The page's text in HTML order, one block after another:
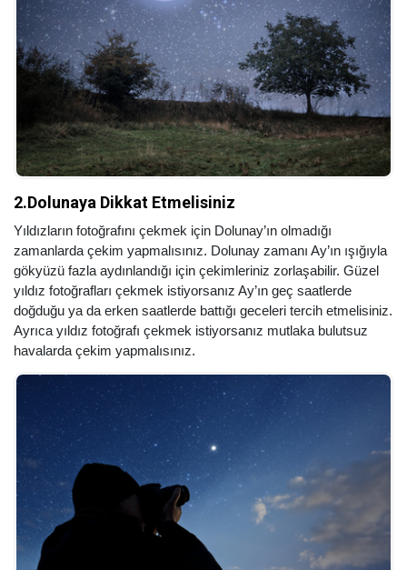
2.Dolunaya Dikkat Etmelisiniz
Yıldızların fotoğrafını çekmek için Dolunay’ın olmadığı
zamanlarda çekim yapmalısınız. Dolunay zamanı Ay’ın ışığıyla
gökyüzü fazla aydınlandığı için çekimleriniz zorlaşabilir. Güzel
yıldız fotoğrafları çekmek istiyorsanız Ay’ın geç saatlerde
doğduğu ya da erken saatlerde battığı geceleri tercih etmelisiniz.
Ayrıca yıldız fotoğrafı çekmek istiyorsanız mutlaka bulutsuz
havalarda çekim yapmalısınız.